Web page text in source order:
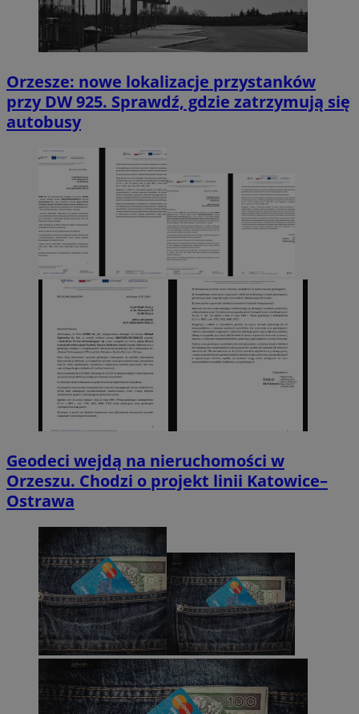
Orzesze: nowe lokalizacje przystanków
przy DW 925. Sprawdź, gdzie zatrzymują się
autobusy
Geodeci wejdą na nieruchomości w
Orzeszu. Chodzi o projekt linii Katowice–
Ostrawa